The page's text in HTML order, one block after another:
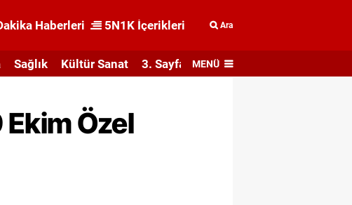
Haberleri 5N1K İçerikleri Ara
Sağlık Kültür Sanat 3. Sayfa MENÜ
Ekim Özel